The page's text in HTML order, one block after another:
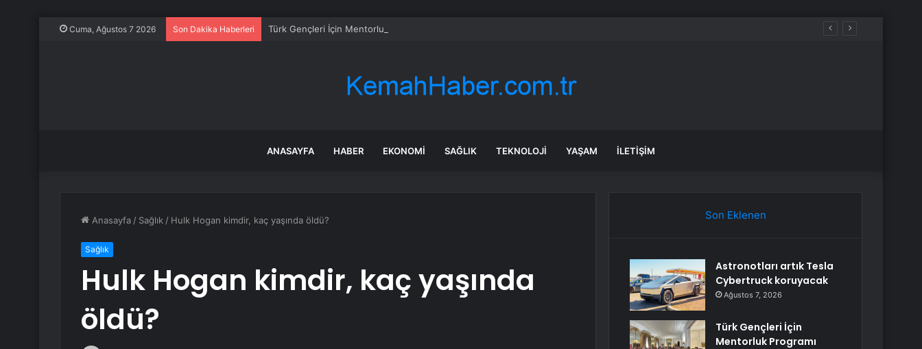
Cuma, Ağustos 7 2026 Son Dakika Haberleri Türk Gençleri İçin Mentorluk Programı
ANASAYFA HABER EKONOMI SAĞLIK TEKNOLOJI YAŞAM İLETIŞIM
Anasayfa / Sağlık / Hulk Hogan kimdir, kaç yaşında öldü?
Sağlık
Hulk Hogan kimdir, kaç yaşında
öldü?
Son Eklenen
Astronotları artık Tesla
Cybertruck koruyacak
Ağustos 7, 2026
Türk Gençleri İçin
Mentorluk Programı